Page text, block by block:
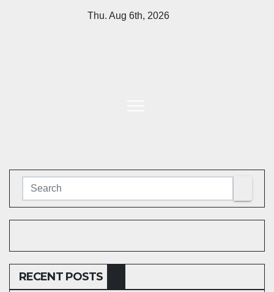
Thu. Aug 6th, 2026
RECENT POSTS